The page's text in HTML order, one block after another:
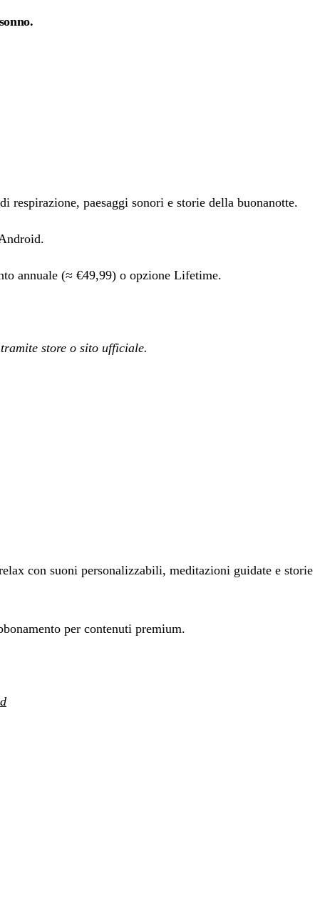
respirazione, paesaggi sonori e storie della buonanotte.
annuale (≈ €49,99) o opzione Lifetime.
store o sito ufficiale.
con suoni personalizzabili, meditazioni guidate e storie
per contenuti premium.